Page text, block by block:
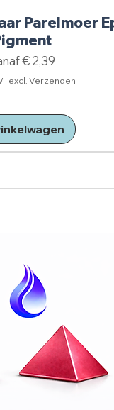
Parelmoer
€ 2,39
| excl. Verzenden